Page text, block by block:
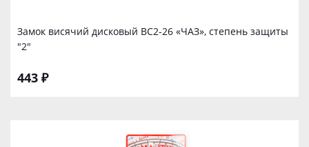
Замок висячий дисковый ВС2-26 «ЧАЗ», степень защиты
"2"
443 ₽